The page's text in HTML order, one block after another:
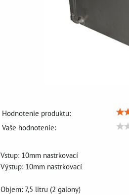
Hodnotenie produktu:
Vaše hodnotenie:
Vstup: 10mm nastrkovací
Výstup: 10mm nastrkovací
Objem: 7,5 litru (2 galony)